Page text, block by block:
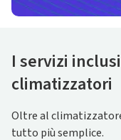
I servizi
climatizzatori
Oltre al
tutto più semplice.